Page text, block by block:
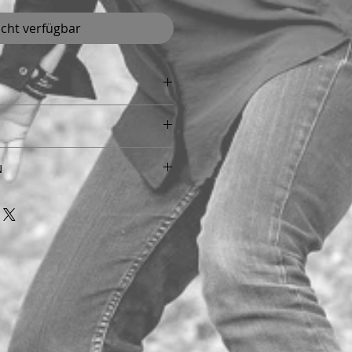
verfügbar
à venir retirer directement sur